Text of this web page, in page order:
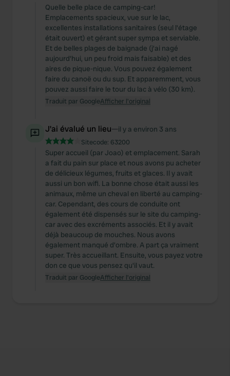
Quelle belle place de camping-car!
Emplacements spacieux, vue sur le lac,
excellentes installations sanitaires (seul l'étage
était ouvert) et gérant super sympa et serviable.
Et de belles plages de baignade (j'ai nagé
aujourd'hui, un peu froid mais faisable) et des
aires de pique-nique. Vous pouvez également
faire du canoë ou du sup. Et apparemment, vous
pouvez aussi faire le tour du lac à vélo (30 km).
Traduit par GoogleAfficher l'original
J'ai évalué un lieu—il y a environ 3 ans
Sitecode: 63200
Super accueil (par Joao) et emplacement. Sarah
a fait du pain sur place et nous avons pu acheter
de délicieux légumes, fruits et glaces. Il y avait
aussi un bon wifi. La bonne chose était aussi les
animaux, même un cheval en liberté au camping-
car. Cependant, des cours de conduite ont
également été dispensés sur le site du camping-
car avec des excréments associés. Et il y avait
déjà beaucoup de mouches. Nous avons
également manqué d'ombre. A part ça vraiment
super. Très accueillant. Ensuite, vous payez votre
don ce que vous pensez qu'il vaut.
Traduit par GoogleAfficher l'original